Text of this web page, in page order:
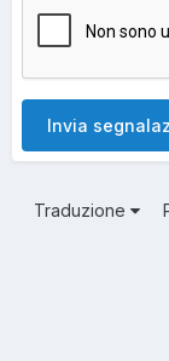
Invia
Traduzione